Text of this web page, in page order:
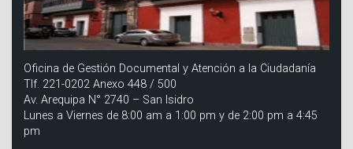
Oficina de Gestión Documental y Atención a la Ciudadanía
Tlf. 221-0202 Anexo 448 / 500
Av. Arequipa N° 2740 – San Isidro
Lunes a Viernes de 8:00 am a 1:00 pm y de 2:00 pm a 4:45
pm